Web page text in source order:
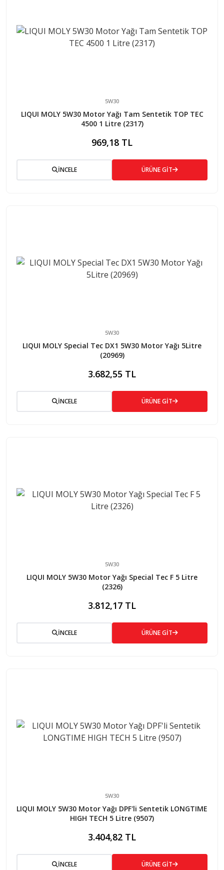
5W30
LIQUI MOLY 5W30 Motor Yağı Tam Sentetik TOP TEC
4500 1 Litre (2317)
969,18 TL
İNCELE ÜRÜNE GİT
5W30
LIQUI MOLY Special Tec DX1 5W30 Motor Yağı 5Litre
(20969)
3.682,55 TL
İNCELE ÜRÜNE GİT
5W30
LIQUI MOLY 5W30 Motor Yağı Special Tec F 5 Litre
(2326)
3.812,17 TL
İNCELE ÜRÜNE GİT
5W30
LIQUI MOLY 5W30 Motor Yağı DPF'li Sentetik LONGTIME
HIGH TECH 5 Litre (9507)
3.404,82 TL
İNCELE ÜRÜNE GİT